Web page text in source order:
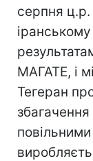
серпня
МАГАТЕ, і
Тегеран